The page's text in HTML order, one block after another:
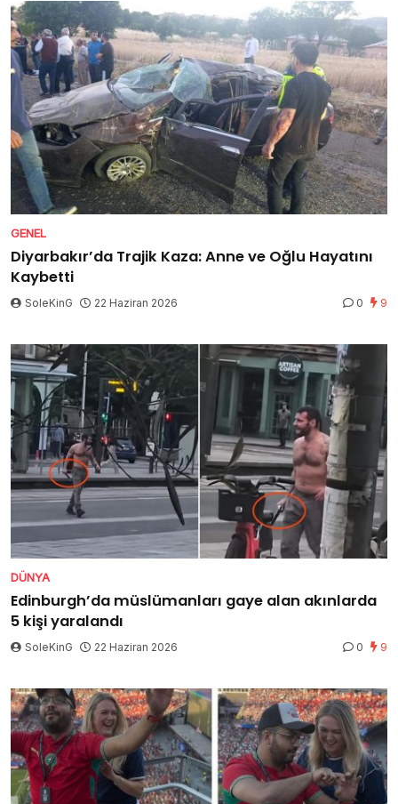
GENEL
Diyarbakır’da Trajik Kaza: Anne ve Oğlu Hayatını
Kaybetti
SoleKinG 22 Haziran 2026 0 9
DÜNYA
Edinburgh’da müslümanları gaye alan akınlarda
5 kişi yaralandı
SoleKinG 22 Haziran 2026 0 9